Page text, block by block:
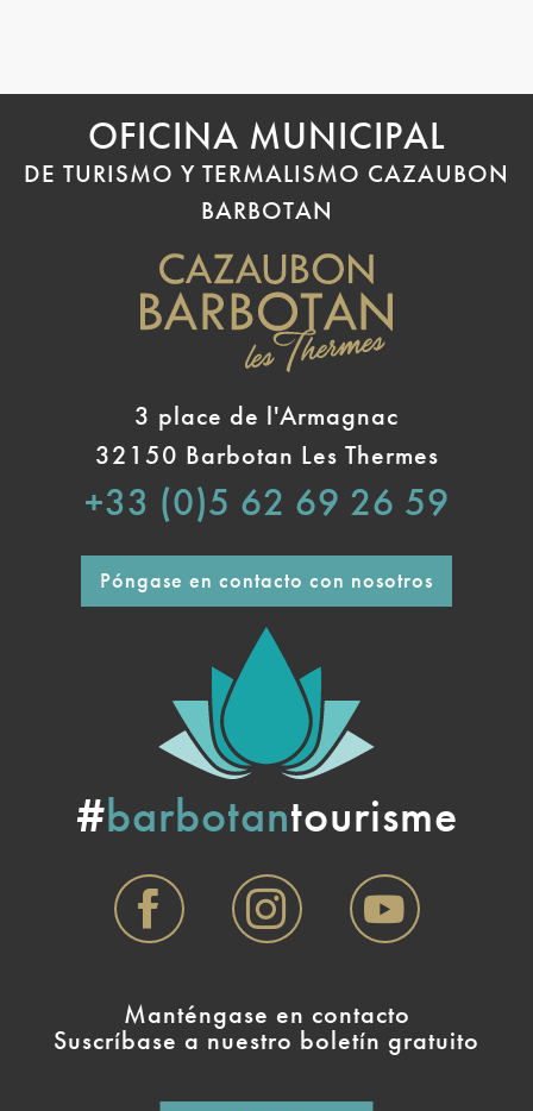
OFICINA MUNICIPAL
DE TURISMO Y TERMALISMO CAZAUBON
BARBOTAN
3 place de l'Armagnac
32150 Barbotan Les Thermes
+33 (0)5 62 69 26 59
Póngase en contacto con nosotros
#barbotantourisme
Manténgase en contacto
Suscríbase a nuestro boletín gratuito